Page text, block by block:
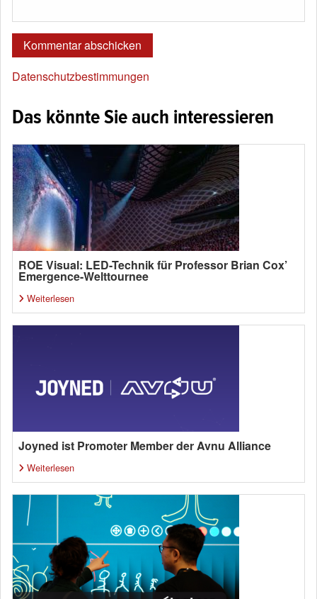
Datenschutzbestimmungen
Das könnte Sie auch interessieren
ROE Visual: LED-Technik für Professor Brian Cox’
Emergence-Welttournee
Weiterlesen
Joyned ist Promoter Member der Avnu Alliance
Weiterlesen